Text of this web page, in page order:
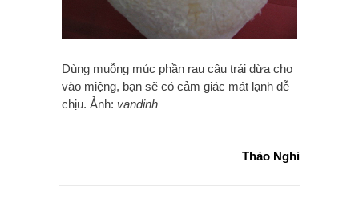
Dùng muỗng múc phần rau câu trái dừa cho
vào miệng, bạn sẽ có cảm giác mát lạnh dễ
chịu. Ảnh: vandinh
Thảo Nghi